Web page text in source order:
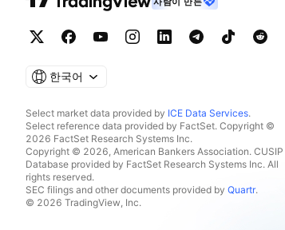
한국어
Select market data provided by ICE Data Services.
Select reference data provided by FactSet. Copyright ©
2026 FactSet Research Systems Inc.
Copyright © 2026, American Bankers Association. CUSIP
Database provided by FactSet Research Systems Inc. All
rights reserved.
SEC filings and other documents provided by Quartr.
© 2026 TradingView, Inc.